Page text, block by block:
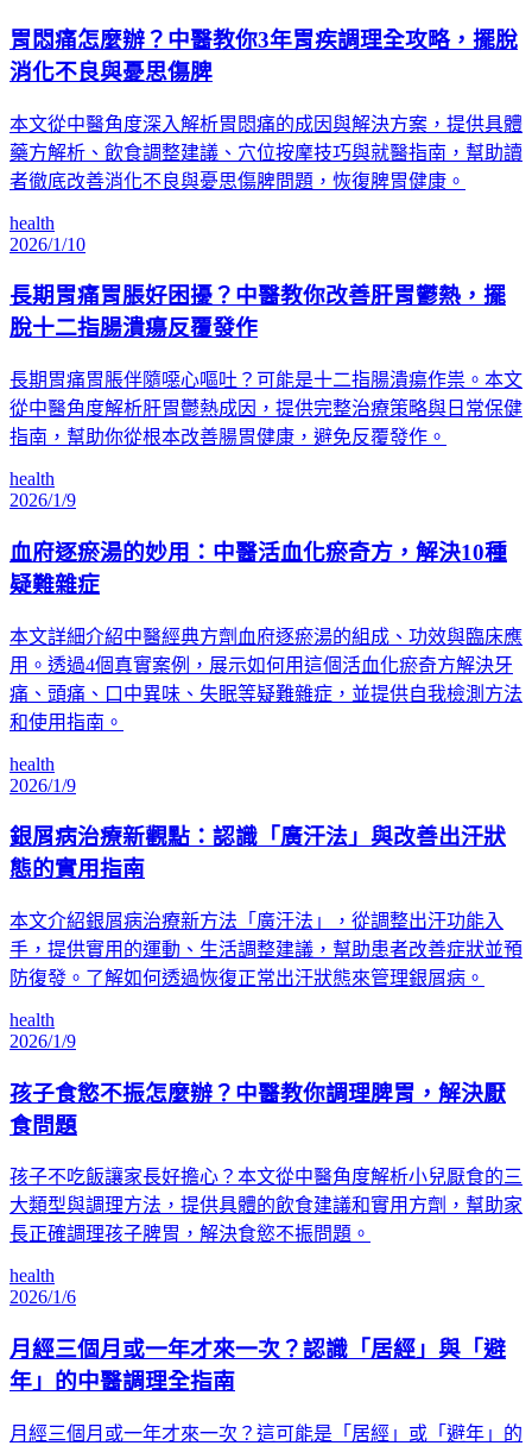
胃悶痛怎麼辦？中醫教你3年胃疾調理全攻略，擺脫
消化不良與憂思傷脾
本文從中醫角度深入解析胃悶痛的成因與解決方案，提供具體
藥方解析、飲食調整建議、穴位按摩技巧與就醫指南，幫助讀
者徹底改善消化不良與憂思傷脾問題，恢復脾胃健康。
health
2026/1/10
長期胃痛胃脹好困擾？中醫教你改善肝胃鬱熱，擺
脫十二指腸潰瘍反覆發作
長期胃痛胃脹伴隨噁心嘔吐？可能是十二指腸潰瘍作祟。本文
從中醫角度解析肝胃鬱熱成因，提供完整治療策略與日常保健
指南，幫助你從根本改善腸胃健康，避免反覆發作。
health
2026/1/9
血府逐瘀湯的妙用：中醫活血化瘀奇方，解決10種
疑難雜症
本文詳細介紹中醫經典方劑血府逐瘀湯的組成、功效與臨床應
用。透過4個真實案例，展示如何用這個活血化瘀奇方解決牙
痛、頭痛、口中異味、失眠等疑難雜症，並提供自我檢測方法
和使用指南。
health
2026/1/9
銀屑病治療新觀點：認識「廣汗法」與改善出汗狀
態的實用指南
本文介紹銀屑病治療新方法「廣汗法」，從調整出汗功能入
手，提供實用的運動、生活調整建議，幫助患者改善症狀並預
防復發。了解如何透過恢復正常出汗狀態來管理銀屑病。
health
2026/1/9
孩子食慾不振怎麼辦？中醫教你調理脾胃，解決厭
食問題
孩子不吃飯讓家長好擔心？本文從中醫角度解析小兒厭食的三
大類型與調理方法，提供具體的飲食建議和實用方劑，幫助家
長正確調理孩子脾胃，解決食慾不振問題。
health
2026/1/6
月經三個月或一年才來一次？認識「居經」與「避
年」的中醫調理全指南
月經三個月或一年才來一次？這可能是「居經」或「避年」的